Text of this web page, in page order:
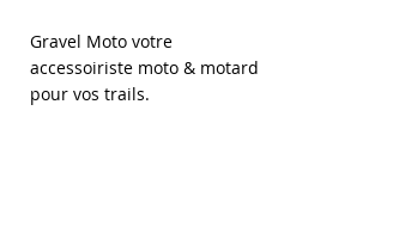
Gravel Moto votre
accessoiriste moto & motard
pour vos trails.